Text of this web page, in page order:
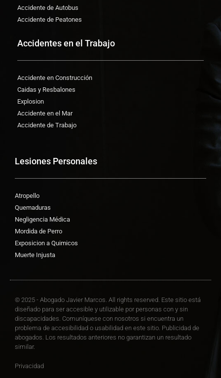
Accidente de Autobus
Accidente de Peatones
Accidentes en el Trabajo
Accidente en Construcción
Caidas y Resbalones
Explosion
Accidente en el Mar
Accidente de Trabajo
Lesiones Personales
Atropello
Quemaduras
Negligencia Médica
Mordida de Perro
Exposicion a Quimicos
Muerte Injusta
© 2025 - Abogado Javier Marcos. All rights reserved. Este sitio está
diseñado para ser accesible y utilizable por personas con y sin
discapacidades. Comuníquese con nosotros si encuentra un
problema de accesibilidad o usabilidad en este sitio. Publicidad de
abogados. Los resultados anteriores no garantizan un resultado
similar.
Privacidad